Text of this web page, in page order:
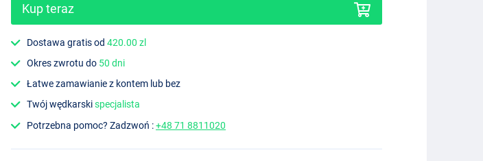
Kup teraz
Dostawa gratis od420.00 zl
Okres zwrotu do 50 dni
Łatwe zamawianie z kontem lub bez
Twój wędkarskispecjalista
Potrzebna pomoc? Zadzwoń :+48 71 8811020